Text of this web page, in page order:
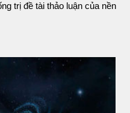
trị đề tài thảo luận của nền